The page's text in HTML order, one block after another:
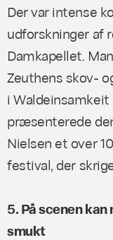
Der var intense
udforskninger af
Damkapellet.
Zeuthens skov-
iWaldeinsamkeit
præsenterede
Nielsen et over
festival, der
5. ​​På scenen
smukt